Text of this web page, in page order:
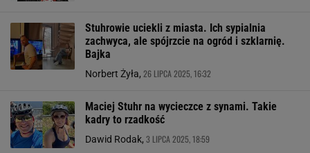
Stuhrowie uciekli z miasta. Ich sypialnia
zachwyca, ale spójrzcie na ogród i szklarnię.
Bajka
Norbert Żyła, 26 LIPCA 2025, 16:32
Maciej Stuhr na wycieczce z synami. Takie
kadry to rzadkość
Dawid Rodak, 3 LIPCA 2025, 18:59